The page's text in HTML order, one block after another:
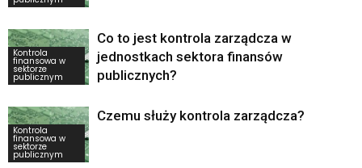
Kontrola
finansowa w
sektorze
publicznym
Co to jest kontrola zarządcza w
jednostkach sektora finansów
publicznych?
Kontrola
finansowa w
sektorze
publicznym
Czemu służy kontrola zarządcza?